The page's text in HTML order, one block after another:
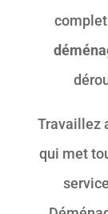
Travaillez
qui met